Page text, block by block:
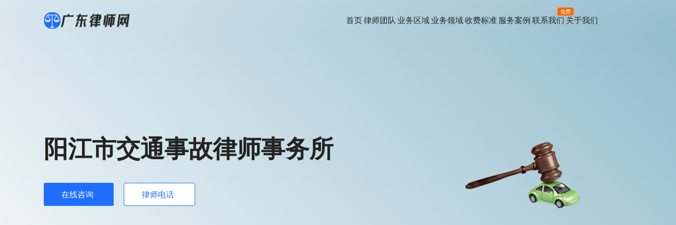
首页律师团队 业务区域 业务领域收费标准 服务案例 联系我们
免费
关于我们
阳江市交通事故律师事务所
在线咨询 律师电话